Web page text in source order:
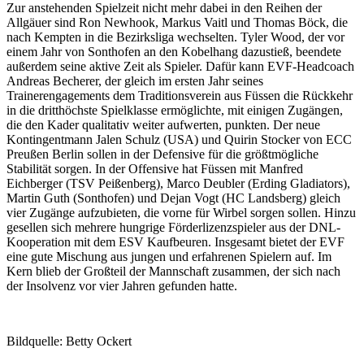
Zur anstehenden Spielzeit nicht mehr dabei in den Reihen der
Allgäuer sind Ron Newhook, Markus Vaitl und Thomas Böck, die
nach Kempten in die Bezirksliga wechselten. Tyler Wood, der vor
einem Jahr von Sonthofen an den Kobelhang dazustieß, beendete
außerdem seine aktive Zeit als Spieler. Dafür kann EVF-Headcoach
Andreas Becherer, der gleich im ersten Jahr seines
Trainerengagements dem Traditionsverein aus Füssen die Rückkehr
in die dritthöchste Spielklasse ermöglichte, mit einigen Zugängen,
die den Kader qualitativ weiter aufwerten, punkten. Der neue
Kontingentmann Jalen Schulz (USA) und Quirin Stocker von ECC
Preußen Berlin sollen in der Defensive für die größtmögliche
Stabilität sorgen. In der Offensive hat Füssen mit Manfred
Eichberger (TSV Peißenberg), Marco Deubler (Erding Gladiators),
Martin Guth (Sonthofen) und Dejan Vogt (HC Landsberg) gleich
vier Zugänge aufzubieten, die vorne für Wirbel sorgen sollen. Hinzu
gesellen sich mehrere hungrige Förderlizenzspieler aus der DNL-
Kooperation mit dem ESV Kaufbeuren. Insgesamt bietet der EVF
eine gute Mischung aus jungen und erfahrenen Spielern auf. Im
Kern blieb der Großteil der Mannschaft zusammen, der sich nach
der Insolvenz vor vier Jahren gefunden hatte.
Bildquelle: Betty Ockert